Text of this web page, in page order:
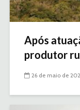
Após
produtor
26 de maio de